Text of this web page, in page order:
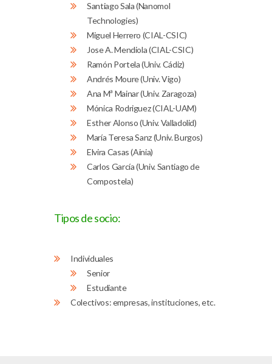
Santiago Sala (Nanomol
Technologies)
Miguel Herrero (CIAL-CSIC)
Jose A. Mendiola (CIAL-CSIC)
Ramón Portela (Univ. Cádiz)
Andrés Moure (Univ. Vigo)
Ana Mª Mainar (Univ. Zaragoza)
Mónica Rodriguez (CIAL-UAM)
Esther Alonso (Univ. Valladolid)
María Teresa Sanz (Univ. Burgos)
Elvira Casas (Ainia)
Carlos García (Univ. Santiago de
Compostela)
Tipos de socio:
Individuales
Senior
Estudiante
Colectivos: empresas, instituciones, etc.